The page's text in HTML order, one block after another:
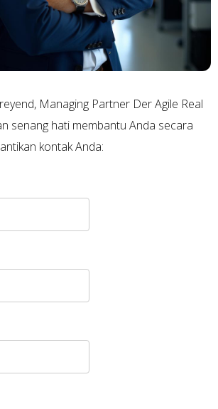
Managing Partner Der Agile Real
senang hati membantu Anda secara
kontak Anda: